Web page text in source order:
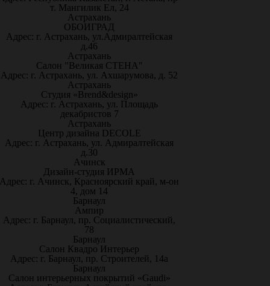
т. Мангилик Ел, 24
Астрахань
ОБОИГРАД
Адрес: г. Астрахань, ул.Адмиралтейская
д.46
Астрахань
Салон "Великая СТЕНА"
Адрес: г. Астрахань, ул. Ахшарумова, д. 52
Астрахань
Студия «Brend&design»
Адрес: г. Астрахань, ул. Площадь
декабристов 7
Астрахань
Центр дизайна DECOLE
Адрес: г. Астрахань, ул. Адмиралтейская
д.30
Ачинск
Дизайн-студия ИРМА
Адрес: г. Ачинск, Красноярский край, м-он
4, дом 14
Барнаул
Ампир
Адрес: г. Барнаул, пр. Социалистический,
78
Барнаул
Салон Квадро Интерьер
Адрес: г. Барнаул, пр. Строителей, 14а
Барнаул
Салон интерьерных покрытий «Gaudi»